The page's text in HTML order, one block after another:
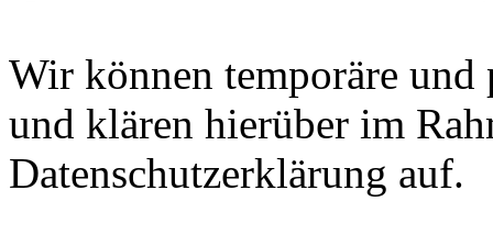
Wir können temporäre und
und klären hierüber im
Datenschutzerklärung auf.